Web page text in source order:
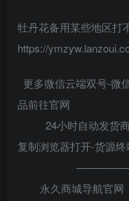
牡丹花备用某些地区打
https://
更多微信云端双号-微
品前往官网
24小时自动发货商
复制浏览器打开-货源
永久商城导航官网